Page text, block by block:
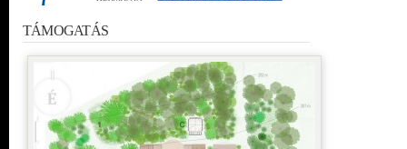
TÁMOGATÁS